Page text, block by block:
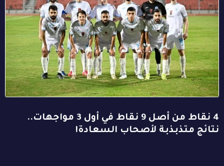
4 نقاط من أصل 9 نقاط في أول 3 مواجهات..
نتائج متذبذبة لأصحاب السعادة!